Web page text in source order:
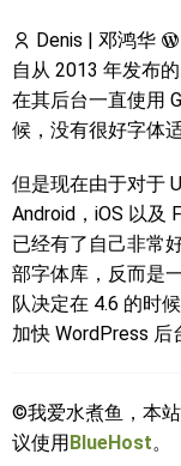
Denis | 邓鸿华
自从 2013 年发布
在其后台一直使用
候，没有很好字体
但是现在由于对于
Android，iOS 以及
已经有了自己非常
部字体库，反而是
队决定在 4.6 的时
加快 WordPress 后
©我爱水煮鱼，本
议使用BlueHost。